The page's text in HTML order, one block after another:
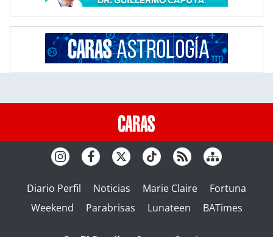
Diario Perfil Noticias Marie Claire
Fortuna
Weekend
Parabrisas Lunateen BATimes